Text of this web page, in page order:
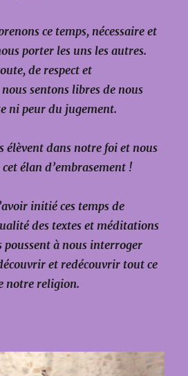
ce temps, nécessaire et
porter les uns les autres.
de respect et
sentons libres de nous
ni peur du jugement.
élèvent dans notre foi et nous
élan d’embrasement !
initié ces temps de
des textes et méditations
poussent à nous interroger
et redécouvrir tout ce
notre religion.